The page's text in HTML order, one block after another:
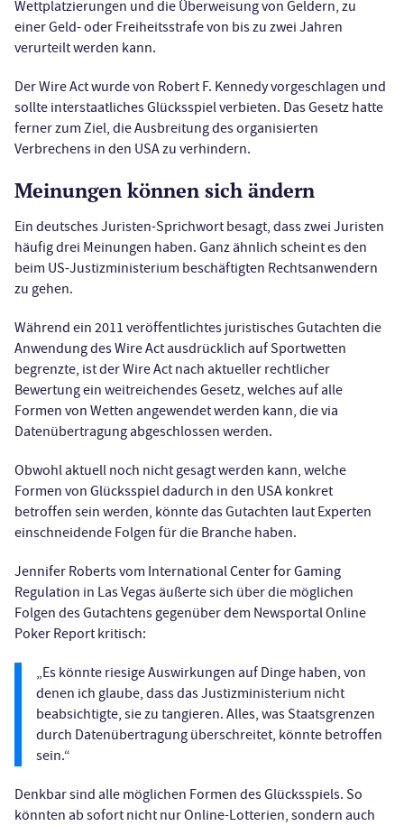
Wettplatzierungen und die Überweisung von Geldern, zu
einer Geld- oder Freiheitsstrafe von bis zu zwei Jahren
verurteilt werden kann.
Der Wire Act wurde von Robert F. Kennedy vorgeschlagen und
sollte interstaatliches Glücksspiel verbieten. Das Gesetz hatte
ferner zum Ziel, die Ausbreitung des organisierten
Verbrechens in den USA zu verhindern.
Meinungen können sich ändern
Ein deutsches Juristen-Sprichwort besagt, dass zwei Juristen
häufig drei Meinungen haben. Ganz ähnlich scheint es den
beim US-Justizministerium beschäftigten Rechtsanwendern
zu gehen.
Während ein 2011 veröffentlichtes juristisches Gutachten die
Anwendung des Wire Act ausdrücklich auf Sportwetten
begrenzte, ist der Wire Act nach aktueller rechtlicher
Bewertung ein weitreichendes Gesetz, welches auf alle
Formen von Wetten angewendet werden kann, die via
Datenübertragung abgeschlossen werden.
Obwohl aktuell noch nicht gesagt werden kann, welche
Formen von Glücksspiel dadurch in den USA konkret
betroffen sein werden, könnte das Gutachten laut Experten
einschneidende Folgen für die Branche haben.
Jennifer Roberts vom International Center for Gaming
Regulation in Las Vegas äußerte sich über die möglichen
Folgen des Gutachtens gegenüber dem Newsportal Online
Poker Report kritisch:
„Es könnte riesige Auswirkungen auf Dinge haben, von
denen ich glaube, dass das Justizministerium nicht
beabsichtigte, sie zu tangieren. Alles, was Staatsgrenzen
durch Datenübertragung überschreitet, könnte betroffen
sein.“
Denkbar sind alle möglichen Formen des Glücksspiels. So
könnten ab sofort nicht nur Online-Lotterien, sondern auch